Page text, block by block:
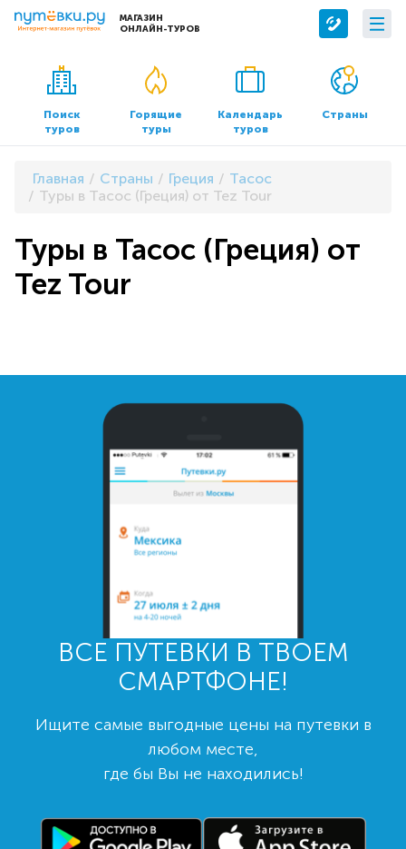
МАГАЗИН
ОНЛАЙН-ТУРОВ
Сервисы
Бронирование отелей
Трансфер
О компании
О нас
Контакты
Документы и реквизиты
Поиск
туров
Горящие
туры
Календарь
туров
Страны
Главная Страны Греция
Тасос
Туры в Тасос (Греция) от Tez Tour
Туры в Тасос (Греция) от
Tez Tour
ВСЕ ПУТЕВКИ В ТВОЕМ
СМАРТФОНЕ!
Ищите самые выгодные цены на путевки в
любом месте,
где бы Вы не находились!